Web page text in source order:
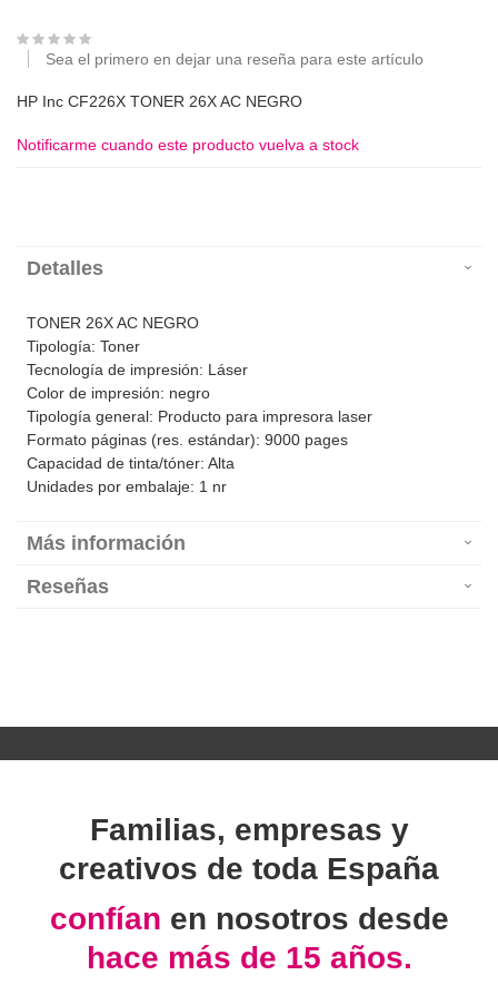
Sea el primero en dejar una reseña para este artículo
HP Inc CF226X TONER 26X AC NEGRO
Notificarme cuando este producto vuelva a stock
Detalles
TONER 26X AC NEGRO
Tipología: Toner
Tecnología de impresión: Láser
Color de impresión: negro
Tipología general: Producto para impresora laser
Formato páginas (res. estándar): 9000 pages
Capacidad de tinta/tóner: Alta
Unidades por embalaje: 1 nr
Más información
Reseñas
Familias, empresas y
creativos de toda España
confían en nosotros desde
hace más de 15 años.